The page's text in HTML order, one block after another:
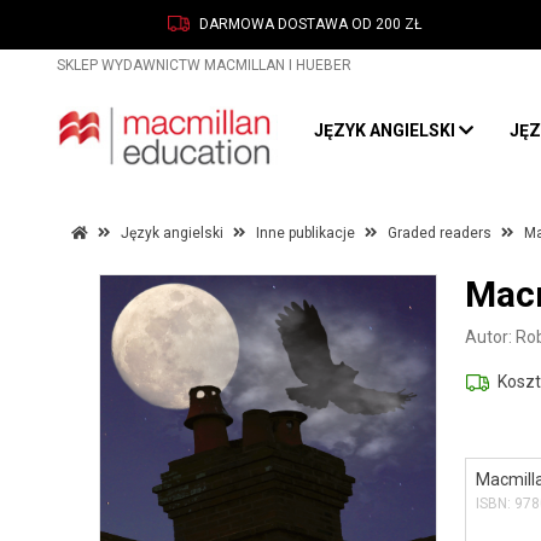
DARMOWA DOSTAWA OD 200 ZŁ
SKLEP WYDAWNICTW MACMILLAN I HUEBER
JĘZYK ANGIELSKI
Język angielski Inne publikacje Graded readers
Autor:
ISBN:
MENU
Język
angielski
uczelnie
Inne publikacje
Język
niemiecki
Szkoły państwowe
Szkoły językowe i